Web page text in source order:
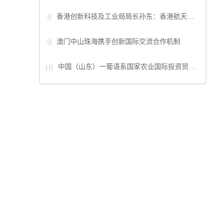
8 香港创新科技及工业局局长孙东：香港航天…
9 澳门中山珠海携手创新国际交流合作机制
10 中国（山东）一葡语系国家农业国际投资贸…